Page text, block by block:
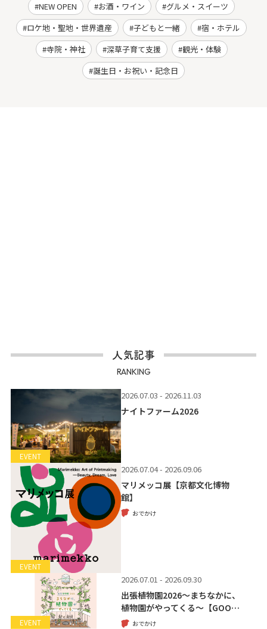
NEW OPEN お酒・ワイン
グルメ・スイーツ
ロケ地・聖地・世界遺産
子どもと一緒
宿・ホテル
寺院・神社
深草子育て支援
観光・体験
誕生日・お祝い・記念日
人気記事
RANKING
EVENT
2026.07.03 - 2026.11.03
ナイトファーム2026
EVENT
2026.07.04 - 2026.09.06
マリメッコ展【京都文化博物
館】
おでかけ
EVENT
2026.07.01 - 2026.09.30
出張植物園2026～まちなかに、
植物園がやってくる～【GOO…
おでかけ